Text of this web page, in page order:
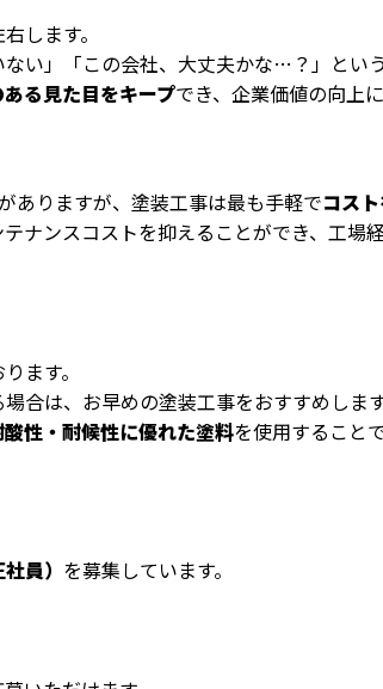
します。
い」「この会社、大丈夫かな…？」とい
る見た目をキープでき、企業価値の向上
ありますが、塗装工事は最も手軽でコス
ナンスコストを抑えることができ、工場
ます。
合は、お早めの塗装工事をおすすめします
性・耐候性に優れた塗料を使用すること
員） を募集しています。